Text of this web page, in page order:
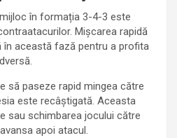
în formația 3-4-3 este
Mișcarea rapidă
în această fază pentru a profita
să paseze rapid mingea către
este recâștigată. Aceasta
sau schimbarea jocului către
apoi atacul.